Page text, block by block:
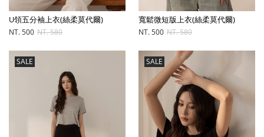
U領五分袖上衣(絲柔莫代爾)
NT. 500 NT. 580
寬鬆微短版上衣(絲柔莫代爾)
NT. 500 NT. 580
SALE SALE